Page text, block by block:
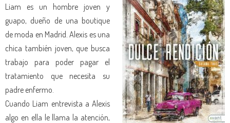
Liam es un hombre joven y
guapo, dueño de una boutique
de moda en Madrid. Alexis es una
chica también joven, que busca
trabajo para poder pagar el
tratamiento que necesita su
padre enfermo.
Cuando Liam entrevista a Alexis
algo en ella le llama la atención,